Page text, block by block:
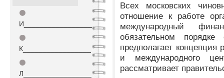
⚫
И_________________
⚫
К_________________
⚫
Л_________________
Всех московских
отношение к работе
международный
обязательном
предполагает концепция
и международного
рассматривает